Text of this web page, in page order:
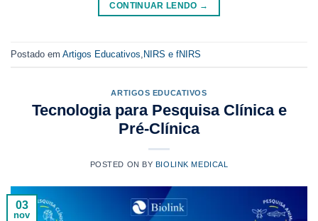
CONTINUAR LENDO →
Postado em Artigos Educativos NIRS e fNIRS
ARTIGOS EDUCATIVOS
Tecnologia para Pesquisa Clínica e
Pré-Clínica
POSTED ON BY BIOLINK MEDICAL
03
nov